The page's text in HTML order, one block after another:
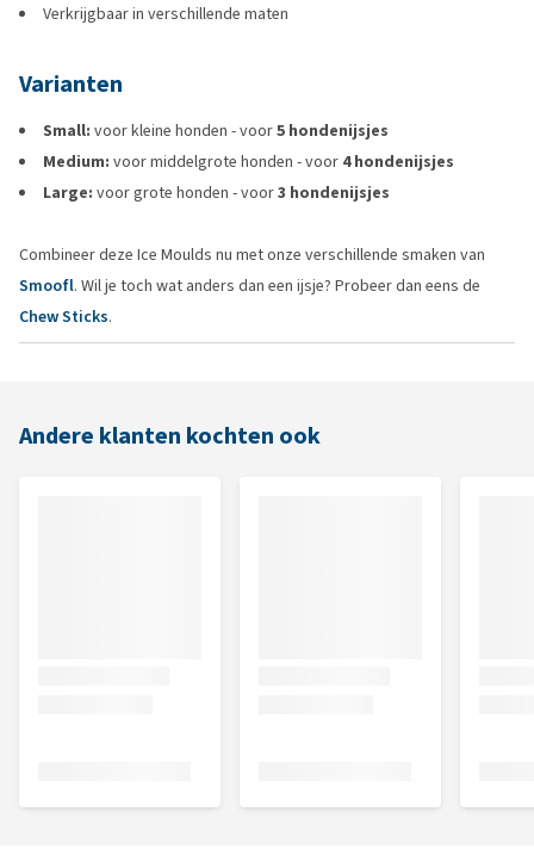
Verkrijgbaar in verschillende maten
Varianten
Small: voor kleine honden - voor5 hondenijsjes
Medium: voor middelgrote honden - voor 4 hondenijsjes
Large: voor grote honden - voor3 hondenijsjes
Combineer deze Ice Moulds nu met onze verschillende smaken van
Smoofl. Wil je toch wat anders dan een ijsje? Probeer dan eens de
Chew Sticks.
Andere klanten kochten ook